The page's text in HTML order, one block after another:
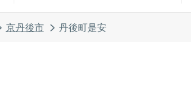
京丹後市 丹後町是安